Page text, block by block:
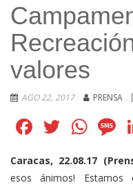
valores
AGO 22, 2017 PRENSA
Facebook
Caracas, 22.08.17
esos ánimos!